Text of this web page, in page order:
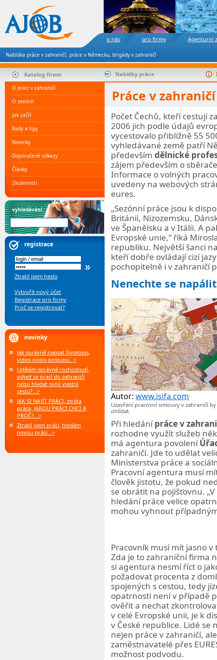
o nás pro firmy Agenturní
Nabídka práce v zahraničí, práce v Německu, brigády v zahraničí
Katalog firem
O práci v zahraničí
O zemích
Jak začít
Rady a tipy
Novinky
Doporučené odkazy
Články
Zkušenosti
vyhledávání
registrace
Ztratil jsem heslo
Vytvořit nový účet
Registrace pro firmy
Proč se registrovat?
novinky
Jak správně napsat životopis,
video popis postupu...>
Udělám správné rozhodnutí,
odjed za prací do zahraničí
nebo hledat svojí vlastní
cestu?...>
JAK SI NAJÍT PRÁCI, ztráta
práce, JAKOU PRÁCI CHCI A
PROČ?...>
Ztratil jsem práci, hledám
novou práci...>
Nabídky práce
Práce v
Počet Čechů, kteří cestují
2006 jich podle údajů
vycestovalo přibližně 55
vyhledávané země patří
především dělnické
zájem především o
Informace o volných
uvedeny na webových
eures.
Sezónní práce jsou k
Británii, Nizozemsku,
ve Španělsku a v Itálii. A
Evropské unie, říká
republiku. Největší šanci
kteří dobře ovládají cizí
pochopitelně i v zahraničí
Nenechte se napálit
Autor: www.isifa.com
Uzavření pracovní smlouvy v zahraničí
ohlídat.
Při hledánípráce v
rozhodne využít služeb
má agentura povolení
zahraničí. Jde to udělat
Ministerstva práce a
Pracovní agentura musí
člověk jistotu, že pokud
se obrátit na pojišťovnu.
hledání práce velice
mohou vyhnout
Pracovník musí mít jasno
Zda je to zahraniční firma
si agentura nesmí říct o
požadovat procenta z
spojených s cestou, tedy
opatrnosti není v případě
ověřit a nechat
v celé Evropské unii, je k
v České republice. Lidé se
nejen práce v zahraničí,
zaměstnavatelé přes
možnost podvodu.